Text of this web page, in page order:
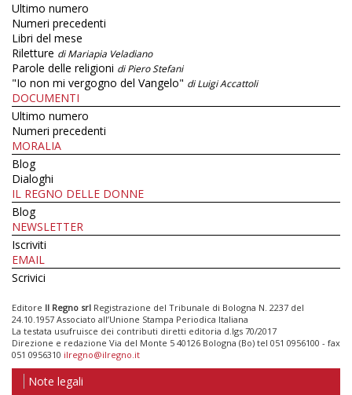
Ultimo numero
Numeri precedenti
Libri del mese
Riletture di Mariapia Veladiano
Parole delle religioni di Piero Stefani
"Io non mi vergogno del Vangelo" di Luigi Accattoli
DOCUMENTI
Ultimo numero
Numeri precedenti
MORALIA
Blog
Dialoghi
IL REGNO DELLE DONNE
Blog
NEWSLETTER
Iscriviti
EMAIL
Scrivici
Editore Il Regno srl Registrazione del Tribunale di Bologna N. 2237 del
24.10.1957 Associato all’Unione Stampa Periodica Italiana
La testata usufruisce dei contributi diretti editoria d.lgs 70/2017
Direzione e redazione Via del Monte 5 40126 Bologna (Bo) tel 051 0956100 - fax
051 0956310 ilregno@ilregno.it
Note legali